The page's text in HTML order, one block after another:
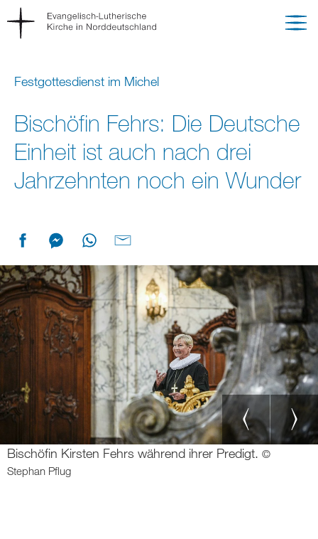
Festgottesdienst im Michel
Bischöfin Fehrs: Die Deutsche
Einheit ist auch nach drei
Jahrzehnten noch ein Wunder
Bischöfin Kirsten Fehrs während ihrer Predigt. ©
Stephan Pflug